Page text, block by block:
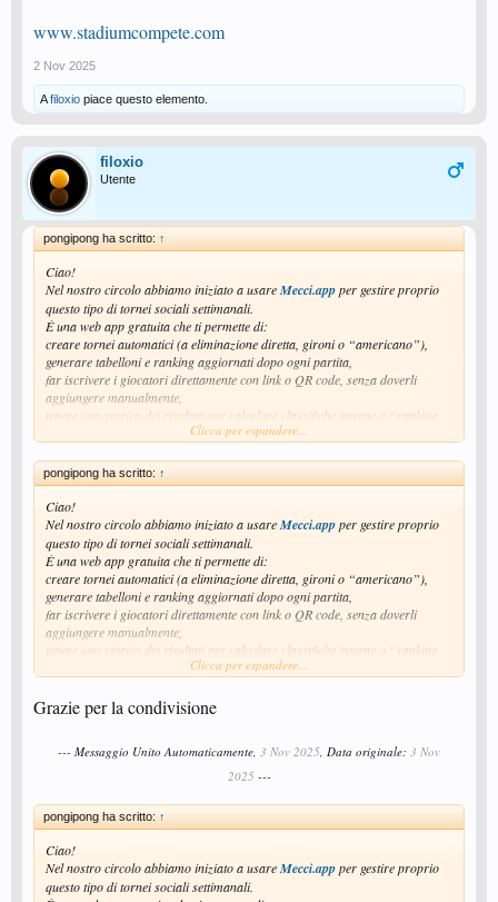
www.stadiumcompete.com
2 Nov 2025
Afiloxio piace questo elemento.
filoxio
Utente
pongipong ha scritto: ↑
Ciao!
Nel nostro circolo abbiamo iniziato a usareMecci.appper gestire proprio
questo tipo di tornei sociali settimanali.
È una web app gratuita che ti permette di:
creare tornei automatici (a eliminazione diretta, gironi o “americano”),
generare tabelloni e ranking aggiornati dopo ogni partita,
far iscrivere i giocatori direttamente con link o QR code, senza doverli
aggiungere manualmente,
tenere uno storico dei risultati per calcolare classifiche interne o “ranking
uso da pc ma spesso quando sono al circolo gli altri la usano con il cell.
Nel nostro caso ha ridotto molto la gestione manuale dei tabelloni e rende
tutto più semplice per chi si iscrive ognuno vede subito gli orari e gli
avversari.
Magari può essere utile anche per la tua realtà!
Clicca per espandere...
pongipong ha scritto: ↑
Ciao!
Nel nostro circolo abbiamo iniziato a usareMecci.appper gestire proprio
questo tipo di tornei sociali settimanali.
È una web app gratuita che ti permette di:
creare tornei automatici (a eliminazione diretta, gironi o “americano”),
generare tabelloni e ranking aggiornati dopo ogni partita,
far iscrivere i giocatori direttamente con link o QR code, senza doverli
aggiungere manualmente,
tenere uno storico dei risultati per calcolare classifiche interne o “ranking
uso da pc ma spesso quando sono al circolo gli altri la usano con il cell.
Nel nostro caso ha ridotto molto la gestione manuale dei tabelloni e rende
avversari.
Magari può essere utile anche per la tua realtà!
Clicca per espandere...
Grazie per la condivisione
--- Messaggio Unito Automaticamente, 3 Nov 2025, Data originale: 3 Nov
2025 ---
pongipong ha scritto: ↑
Ciao!
Nel nostro circolo abbiamo iniziato a usareMecci.appper gestire proprio
questo tipo di tornei sociali settimanali.